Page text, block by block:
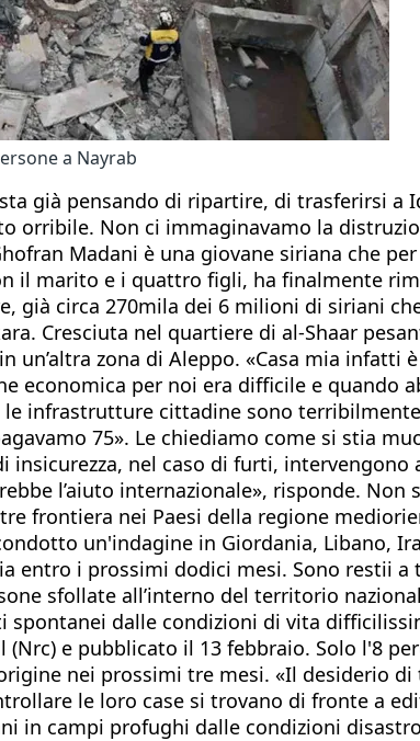
a Nayrab
già pensando di ripartire, di trasferirsi
orribile. Non ci immaginavamo la
Madani è una giovane siriana che
il marito e i quattro figli, ha finalmente
già circa 270mila dei 6 milioni di siriani
Cresciuta nel quartiere di al-Shaar
zona di Aleppo. «Casa mia infatti
economica per noi era difficile e quando
infrastrutture cittadine sono
75». Le chiediamo come si stia
insicurezza, nel caso di furti,
l’aiuto internazionale», risponde.
frontiera nei Paesi della regione
un'indagine in Giordania, Libano,
entro i prossimi dodici mesi. Sono restii
sfollate all’interno del territorio
dalle condizioni di vita
e pubblicato il 13 febbraio. Solo l'8
nei prossimi tre mesi. «Il desiderio
le loro case si trovano di fronte a
in campi profughi dalle condizioni